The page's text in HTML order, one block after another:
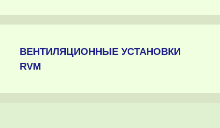
ВЕНТИЛЯЦИОННЫЕ УСТАНОВКИ
RVM